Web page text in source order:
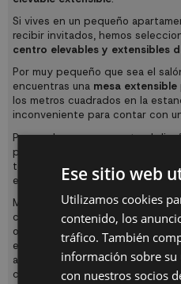
Si vives en un pequeño
recibir invitados, hemos
centro elevables y extensibles
Por muy pequeño que sea el
encuentras una mesa extensible
los metros cuadrados en la
inconveniente para contar con
Por mucho que nos guste el
pequeña debemos pensar en la
todos los muebles que
ello, una
mesa extensiblees una
Mientras no necesitas una mesa
comensales unamesa extensible
ocupando poco espacio, incluso
en el que no impida el paso,
acomodar mejor que en una
casi no caben ni las sillas.
Ese sitio web
Utilizamos cookies
contenido, los
tráfico. También
información sobre
con nuestros socios